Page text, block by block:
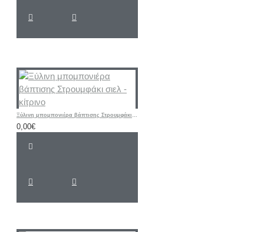
Ξύλινη μπομπονιέρα βάπτισης Στρουμφάκι σιελ - κίτρινο
0,00€